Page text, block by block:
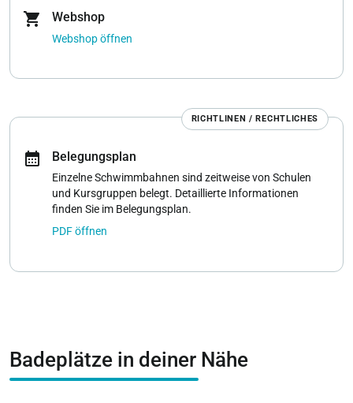
shopping_cart Webshop
Webshop öffnen
RICHTLINEN / RECHTLICHES
calendar_month Belegungsplan
Einzelne Schwimmbahnen sind zeitweise von Schulen
und Kursgruppen belegt. Detaillierte Informationen
finden Sie im Belegungsplan.
PDF öffnen
Badeplätze in deiner Nähe